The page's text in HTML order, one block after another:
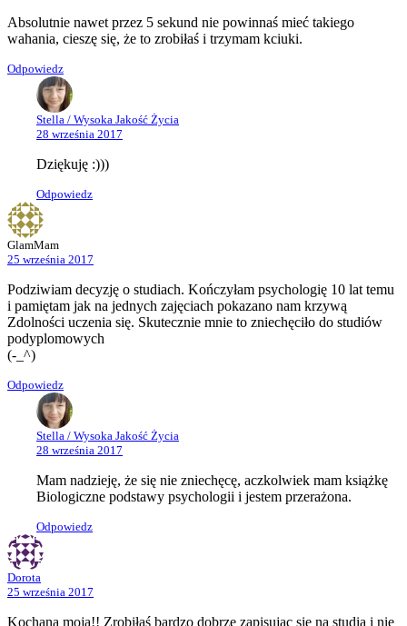
Absolutnie nawet przez 5 sekund nie powinnaś mieć takiego
wahania, cieszę się, że to zrobiłaś i trzymam kciuki.
Odpowiedz
Stella / Wysoka Jakość Życia
28 września 2017
Dziękuję :)))
Odpowiedz
GlamMam
25 września 2017
Podziwiam decyzję o studiach. Kończyłam psychologię 10 lat temu
i pamiętam jak na jednych zajęciach pokazano nam krzywą
Zdolności uczenia się. Skutecznie mnie to zniechęciło do studiów
podyplomowych
(-_^)
Odpowiedz
Stella / Wysoka Jakość Życia
28 września 2017
Mam nadzieję, że się nie zniechęcę, aczkolwiek mam książkę
Biologiczne podstawy psychologii i jestem przerażona.
Odpowiedz
Dorota
25 września 2017
Kochana moja!! Zrobiłaś bardzo dobrze zapisując się na studia i nie